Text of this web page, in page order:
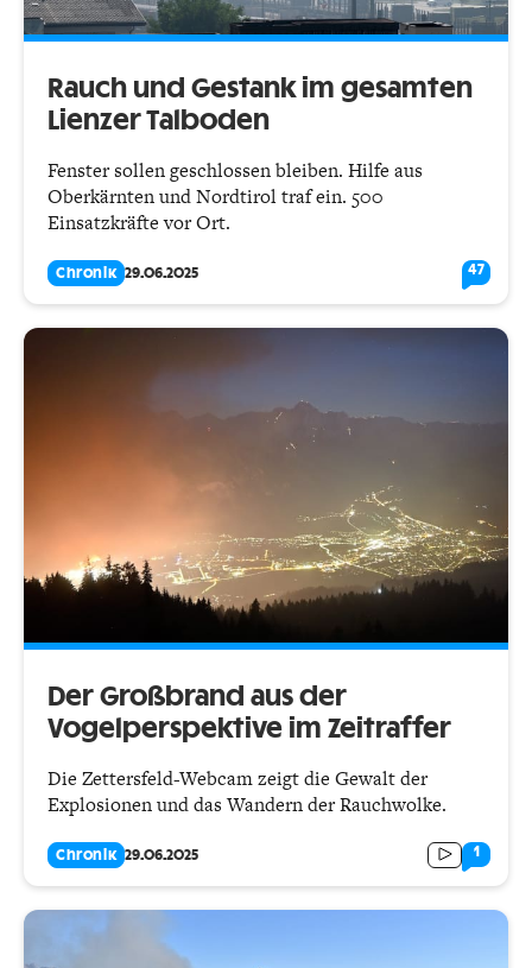
Rauch und Gestank im gesamten
Lienzer Talboden
Fenster sollen geschlossen bleiben. Hilfe aus
Oberkärnten und Nordtirol traf ein. 500
Einsatzkräfte vor Ort.
Chronik 29.06.2025 47
Der Großbrand aus der
Vogelperspektive im Zeitraffer
Die Zettersfeld-Webcam zeigt die Gewalt der
Explosionen und das Wandern der Rauchwolke.
Chronik 29.06.2025 1